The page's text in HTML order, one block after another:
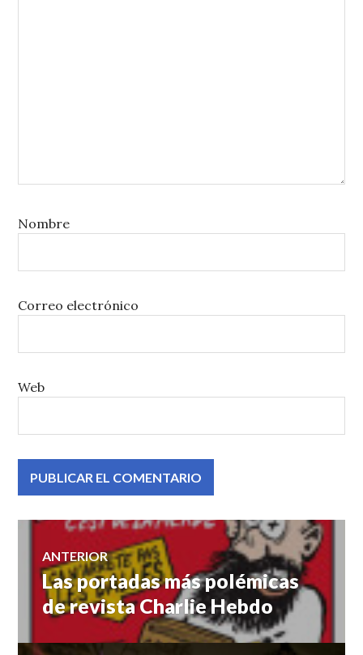
Nombre
Correo electrónico
Web
Navegación
de
entradas
ANTERIOR
Entrada
anterior:
Las portadas más polémicas
de revista Charlie Hebdo